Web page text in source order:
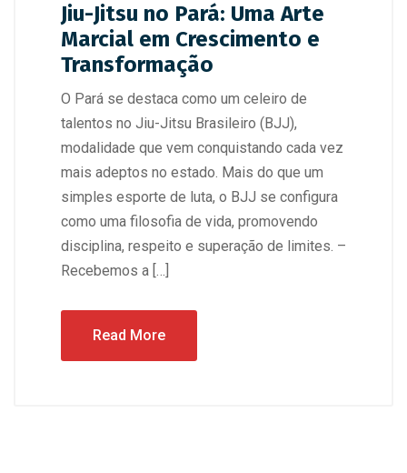
Jiu-Jitsu no Pará: Uma Arte
Marcial em Crescimento e
Transformação
O Pará se destaca como um celeiro de
talentos no Jiu-Jitsu Brasileiro (BJJ),
modalidade que vem conquistando cada vez
mais adeptos no estado. Mais do que um
simples esporte de luta, o BJJ se configura
como uma filosofia de vida, promovendo
disciplina, respeito e superação de limites. –
Recebemos a […]
Read More